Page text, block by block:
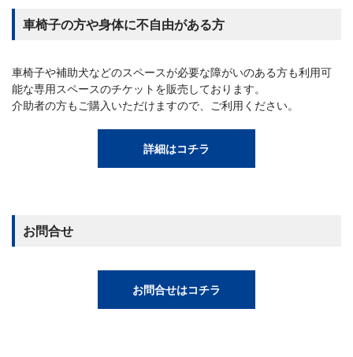
車椅子の方や身体に不自由がある方
車椅子や補助犬などのスペースが必要な障がいのある方も利用可
能な専用スペースのチケットを販売しております。
介助者の方もご購入いただけますので、ご利用ください。
詳細はコチラ
お問合せ
お問合せはコチラ